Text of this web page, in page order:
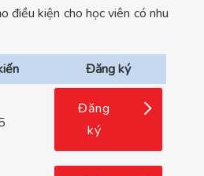
điều kiện cho học viên có nhu
Đăng ký
Đăng
ký